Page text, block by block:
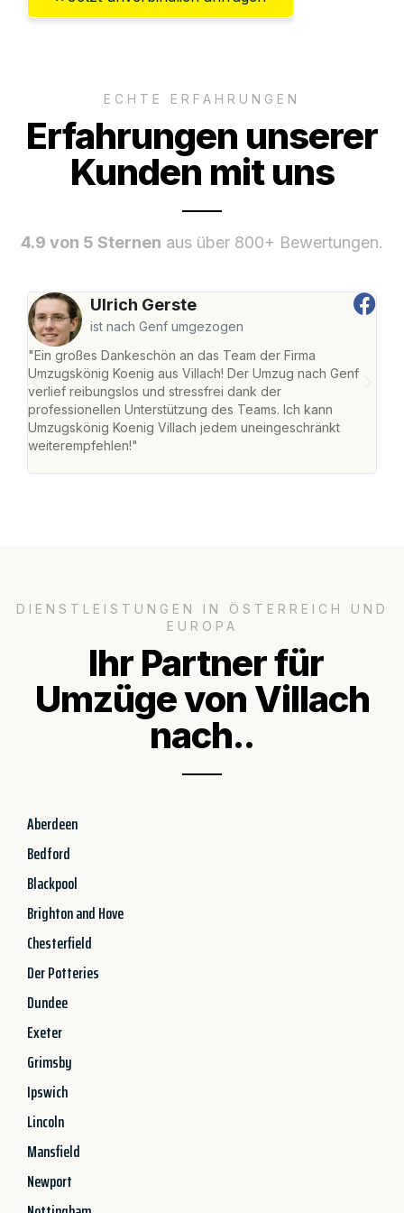
ECHTE ERFAHRUNGEN
Erfahrungen unserer
Kunden mit uns
4.9 von 5 Sternen aus über 800+ Bewertungen.
Ulrich Gerste
ist nach Genf umgezogen
"Ein großes Dankeschön an das Team der Firma
Umzugskönig Koenig aus Villach! Der Umzug nach Genf
verlief reibungslos und stressfrei dank der
professionellen Unterstützung des Teams. Ich kann
Umzugskönig Koenig Villach jedem uneingeschränkt
weiterempfehlen!"
DIENSTLEISTUNGEN IN ÖSTERREICH UND
EUROPA
Ihr Partner für
Umzüge von Villach
nach..
Aberdeen
Bedford
Blackpool
Brighton and Hove
Chesterfield
Der Potteries
Dundee
Exeter
Grimsby
Ipswich
Lincoln
Mansfield
Newport